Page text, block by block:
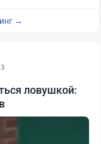
→
ловушкой: